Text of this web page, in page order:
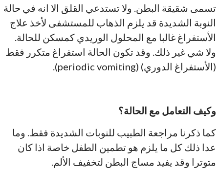
تسمى شقيقة البطن. ولا تستدعي القلق الا انه في حالة
النوبة الشديدة قد يلزم الذهاب للمستشفى لأخذ علاج
الأستفراغ غالبا مع المحلول الوريدي كمسكن للحالة.
ولا شي غير ذلك. وقد تكون الحالة استفراغ متكرر فقط
(الأستفراغ الدوري) (periodic vomiting).
وكيف التعامل مع الحالة؟
كما ذكرنا مراجعة الطبيب للنوبات الشديدة فقط. وما
عدا ذلك كل ما يلزم هو تطمين الطفل خاصة اذا كان
متوترا وقد يفيد مساج البطن لتخفيف الألم.